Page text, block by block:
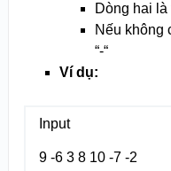
Dòng hai là
Nếu không
“-“
Ví dụ:
Input
9 -6 3 8 10 -7 -2